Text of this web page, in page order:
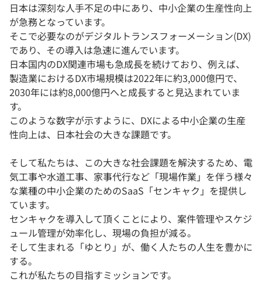
日本は深刻な人手不足の中にあり、中小企業の生産性向上
が急務となっています。
そこで必要なのがデジタルトランスフォーメーション(DX)
であり、その導入は急速に進んでいます。
日本国内のDX関連市場も急成長を続けており、例えば、
製造業におけるDX市場規模は2022年に約3,000億円で、
2030年には約8,000億円へと成長すると見込まれていま
す。
このような数字が示すように、DXによる中小企業の生産
性向上は、日本社会の大きな課題です。
そして私たちは、この大きな社会課題を解決するため、電
気工事や水道工事、家事代行など「現場作業」を伴う様々
な業種の中小企業のためのSaaS「センキャク」を提供し
ています。
センキャクを導入して頂くことにより、案件管理やスケジ
ュール管理が効率化し、現場の負担が減る。
そして生まれる「ゆとり」が、働く人たちの人生を豊かに
する。
これが私たちの目指すミッションです。